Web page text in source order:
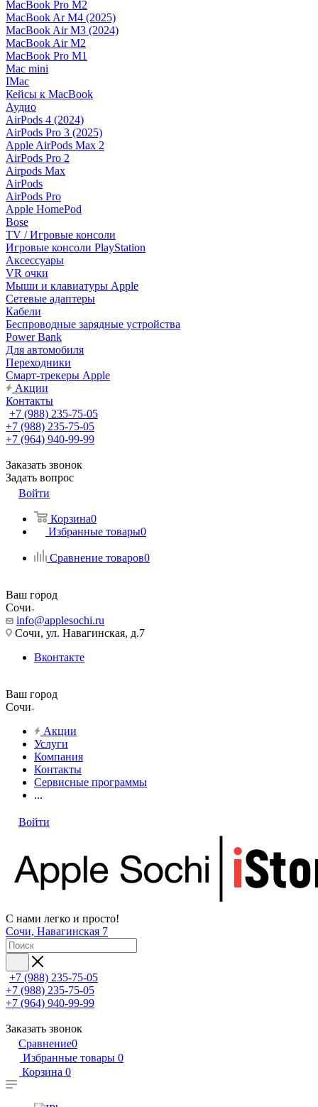
MacBook Pro M2
MacBook Ar M4 (2025)
MacBook Air M3 (2024)
MacBook Air M2
MacBook Pro M1
Mac mini
IMac
Кейсы к MacBook
Аудио
AirPods 4 (2024)
AirPods Pro 3 (2025)
Apple AirPods Max 2
AirPods Pro 2
Airpods Max
AirPods
AirPods Pro
Apple HomePod
Bose
TV / Игровые консоли
Игровые консоли PlayStation
Аксессуары
VR очки
Мыши и клавиатуры Apple
Сетевые адаптеры
Кабели
Беспроводные зарядные устройства
Power Bank
Для автомобиля
Переходники
Смарт-трекеры Apple
Акции
Контакты
+7 (988) 235-75-05
+7 (988) 235-75-05
+7 (964) 940-99-99
Заказать звонок
Задать вопрос
Войти
Корзина0
Избранные товары0
Сравнение товаров0
Ваш город
Сочи
info@applesochi.ru
Сочи, ул. Навагинская, д.7
Вконтакте
Ваш город
Сочи
Акции
Услуги
Компания
Контакты
Сервисные программы
...
Войти
С нами легко и просто!
Сочи, Навагинская 7
+7 (988) 235-75-05
+7 (988) 235-75-05
+7 (964) 940-99-99
Заказать звонок
Сравнение0
Избранные товары 0
Корзина 0